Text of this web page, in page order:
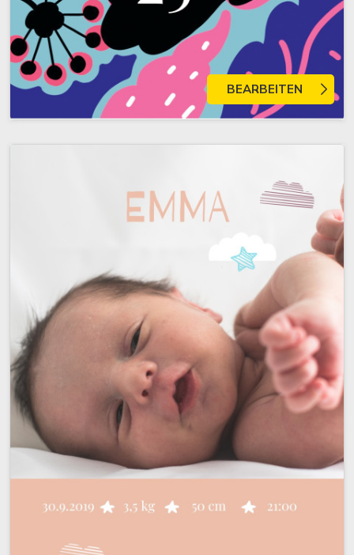
BEARBEITEN